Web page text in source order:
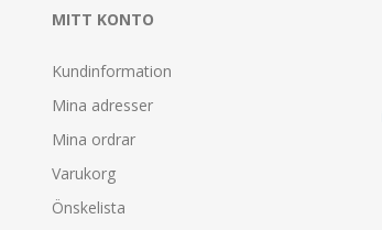
MITT KONTO
Kundinformation
Mina adresser
Mina ordrar
Varukorg
Önskelista